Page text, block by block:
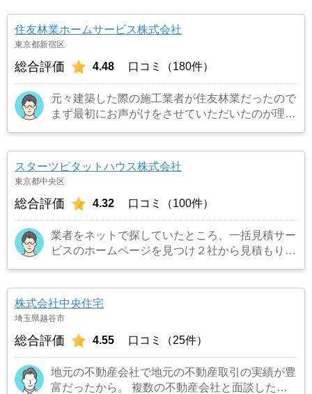
住友林業ホームサービス株式会社
東京都新宿区
総合評価 4.48 口コミ（180件）
元々建築した際の施工業者が住友林業だったので
まず最初にお声がけをさせていただいたのが理由
スターツピタットハウス株式会社
東京都中央区
総合評価 4.32 口コミ（100件）
業者をネットで探していたところ、一括見積サー
ビスのホームページを見つけ２社から見積もりを
者がいると連絡を受け売却が決まったため。
もっと見る
株式会社中央住宅
埼玉県越谷市
総合評価 4.55 口コミ（25件）
地元の不動産会社で地元の不動産取引の実績が豊
富だったから。 複数の不動産会社と面談した